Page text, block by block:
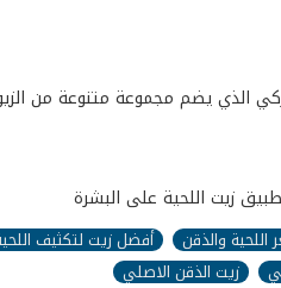
الذي يضم مجموعة متنوعة من
والذقن أفضل زيت لتكثيف
زيت الذقن الاصلي